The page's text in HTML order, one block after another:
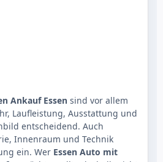
Ankauf Essen sind vor allem
Laufleistung, Ausstattung und
entscheidend. Auch
Innenraum und Technik
ein. Wer Essen Auto mit